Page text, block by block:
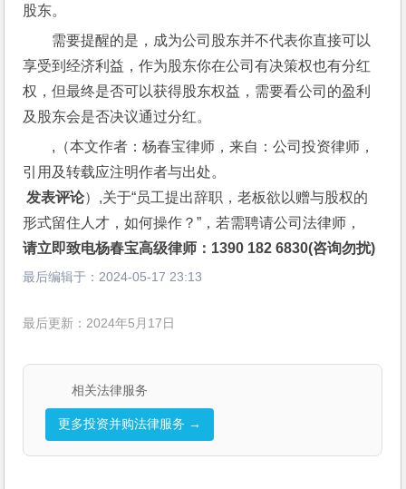
股东。
需要提醒的是，成为公司股东并不代表你直接可以
享受到经济利益，作为股东你在公司有决策权也有分红
权，但最终是否可以获得股东权益，需要看公司的盈利
及股东会是否决议通过分红。
,（本文作者：杨春宝律师，来自：公司投资律师，
引用及转载应注明作者与出处。
发表评论）,关于“员工提出辞职，老板欲以赠与股权的
形式留住人才，如何操作？”，若需聘请公司法律师，
请立即致电杨春宝高级律师：1390 182 6830(咨询勿扰)
最后编辑于： 2024-05-17 23:13
最后更新：2024年5月17日
相关法律服务
更多投资并购法律服务 →